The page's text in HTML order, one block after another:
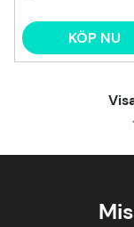
KÖP NU